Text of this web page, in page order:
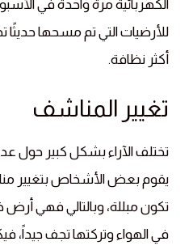
الكهربائية مرة واحدة في
للأرضيات التي تم مسحها حديثًا
أكثر نظافة.
تغيير المناشف
تختلف الآراء بشكل كبير حول
يقوم بعض الأشخاص بتغيير
تكون مبللة، وبالتالي فهي أرض
في الهواء وتركتها تجف جيداً،